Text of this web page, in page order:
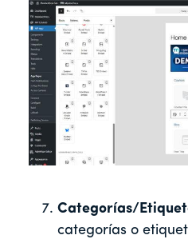
Categorías/
categorías o